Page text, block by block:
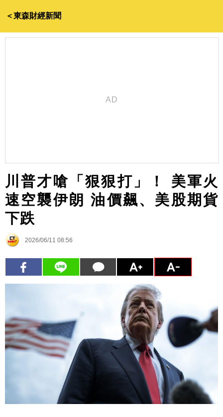
＜東森財經新聞
川普才嗆「狠狠打」！ 美軍火
速空襲伊朗 油價飆、美股期貨
下跌
2026/06/11 08:56